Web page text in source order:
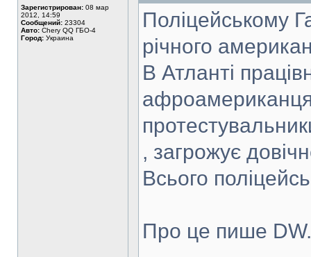
Зарегистрирован: 08 мар
2012, 14:59
Сообщений: 23304
Авто: Chery QQ ГБО-4
Город: Украина
Поліцейському
річного
В Атланті
, загрожує
Всього
Про це пише DW.